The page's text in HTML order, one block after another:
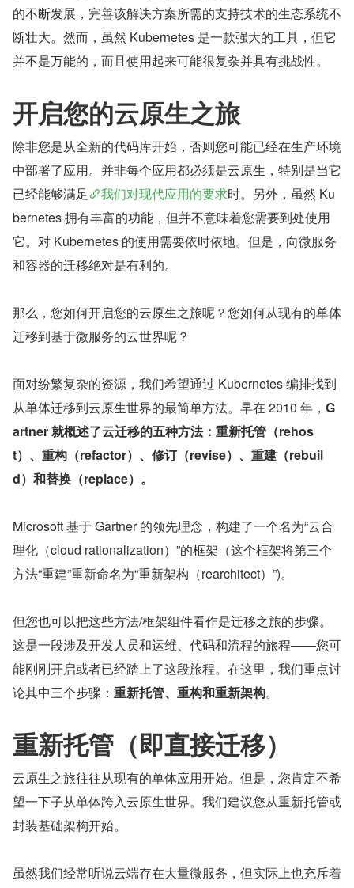
的不断发展，完善该解决方案所需的支持技术的生态系统不
断壮大。然而，虽然 Kubernetes 是一款强大的工具，但它
并不是万能的，而且使用起来可能很复杂并具有挑战性。
开启您的云原生之旅
除非您是从全新的代码库开始，否则您可能已经在生产环境
中部署了应用。并非每个应用都必须是云原生，特别是当它
已经能够满足
我们对现代应用的要求时。另外，虽然 Ku
bernetes 拥有丰富的功能，但并不意味着您需要到处使用
它。对 Kubernetes 的使用需要依时依地。但是，向微服务
和容器的迁移绝对是有利的。
那么，您如何开启您的云原生之旅呢？您如何从现有的单体
迁移到基于微服务的云世界呢？
面对纷繁复杂的资源，我们希望通过 Kubernetes 编排找到
从单体迁移到云原生世界的最简单方法。早在 2010 年， G
artner 就概述了云迁移的五种方法：重新托管（rehos
t）、重构（refactor）、修订（revise）、重建（rebuil
d）和替换（replace）。
Microsoft 基于 Gartner 的领先理念，构建了一个名为“云合
理化（cloud rationalization）”的框架（这个框架将第三个
方法“重建”重新命名为“重新架构（rearchitect）”)。
但您也可以把这些方法/框架组件看作是迁移之旅的步骤。
这是一段涉及开发人员和运维、代码和流程的旅程——您可
能刚刚开启或者已经踏上了这段旅程。在这里，我们重点讨
论其中三个步骤： 重新托管、重构和重新架构。
重新托管（即直接迁移）
云原生之旅往往从现有的单体应用开始。但是，您肯定不希
望一下子从单体跨入云原生世界。我们建议您从重新托管或
封装基础架构开始。
虽然我们经常听说云端存在大量微服务，但实际上也充斥着